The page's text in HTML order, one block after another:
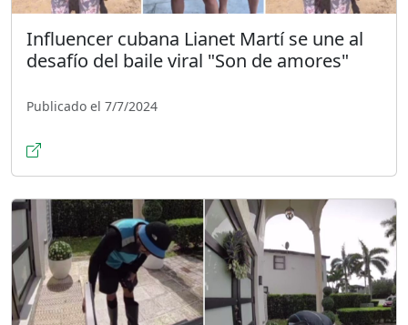
Influencer cubana Lianet Martí se une al
desafío del baile viral "Son de amores"
Publicado el 7/7/2024